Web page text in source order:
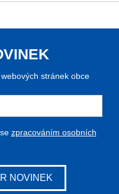
stránek obce
zpracováním osobních
NOVINEK